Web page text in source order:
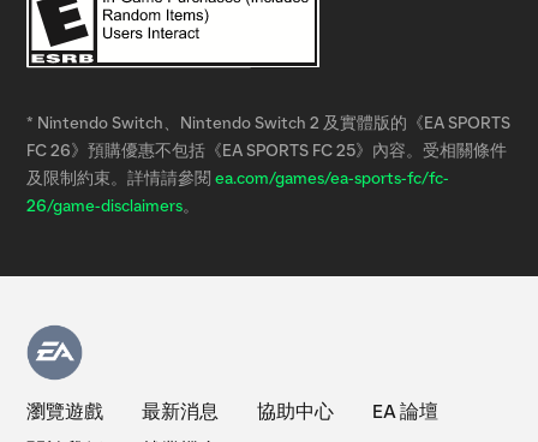
* Nintendo Switch、Nintendo Switch 2 及實體版的《EA SPORTS
FC 26》預購優惠不包括《EA SPORTS FC 25》內容。受相關條件
及限制約束。詳情請參閱 ea.com/games/ea-sports-fc/fc-
26/game-disclaimers。